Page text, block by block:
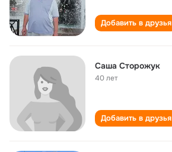
Добавить в друзья
Саша Сторожук
40 лет
Добавить в друзья